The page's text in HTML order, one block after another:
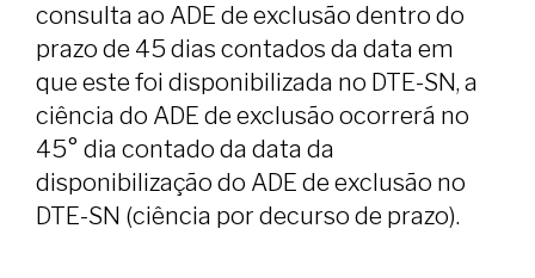
consulta ao ADE de exclusão dentro do
prazo de 45 dias contados da data em
que este foi disponibilizada no DTE-SN, a
ciência do ADE de exclusão ocorrerá no
45° dia contado da data da
disponibilização do ADE de exclusão no
DTE-SN (ciência por decurso de prazo).